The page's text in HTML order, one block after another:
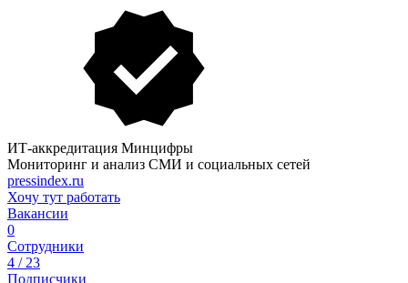
ИТ-аккредитация Минцифры
Мониторинг и анализ СМИ и социальных сетей
pressindex.ru
Хочу тут работать
Вакансии
0
Сотрудники
4 / 23
Подписчики